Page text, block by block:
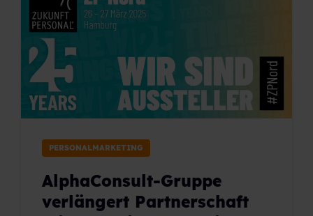
PERSONALMARKETING
AlphaConsult-Gruppe
verlängert Partnerschaft